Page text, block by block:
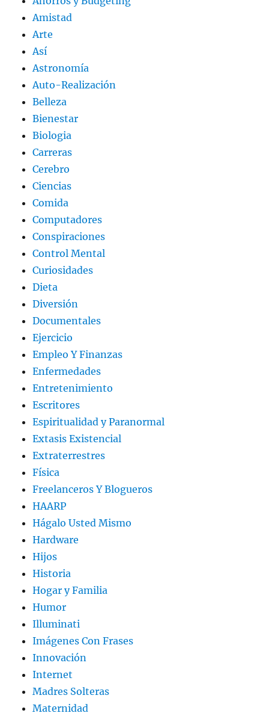
Amistad
Arte
Así
Astronomía
Auto-Realización
Belleza
Bienestar
Biologia
Carreras
Cerebro
Ciencias
Comida
Computadores
Conspiraciones
Control Mental
Curiosidades
Dieta
Diversión
Documentales
Ejercicio
Empleo Y Finanzas
Enfermedades
Entretenimiento
Escritores
Espiritualidad y Paranormal
Extasis Existencial
Extraterrestres
Física
Freelanceros Y Blogueros
HAARP
Hágalo Usted Mismo
Hardware
Hijos
Historia
Hogar y Familia
Humor
Illuminati
Imágenes Con Frases
Innovación
Internet
Madres Solteras
Maternidad